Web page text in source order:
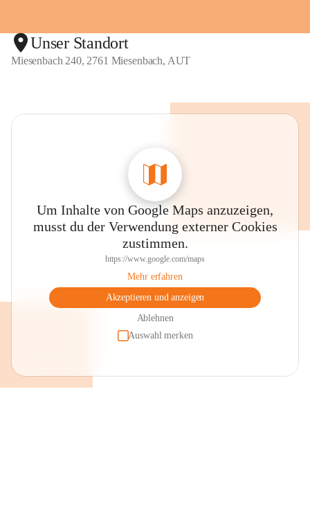
Unser Standort
Miesenbach 240, 2761 Miesenbach, AUT
Um Inhalte von Google Maps anzuzeigen,
musst du der Verwendung externer Cookies
zustimmen.
https://www.google.com/maps
Mehr erfahren
Akzeptieren und anzeigen
Ablehnen
Auswahl merken